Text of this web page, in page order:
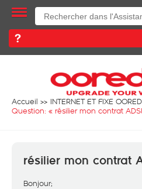
Accueil
INTERNET ET FIXE
Question: « résilier mon contrat
résilier mon contrat
Bonjour;